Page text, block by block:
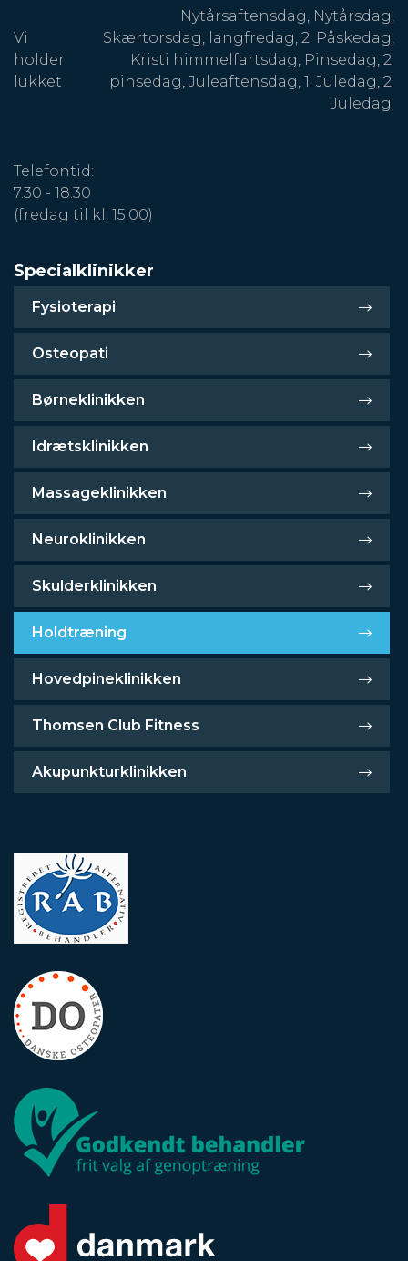
Vi
holder
lukket
Nytårsaftensdag, Nytårsdag,
Skærtorsdag, langfredag, 2. Påskedag,
Kristi himmelfartsdag, Pinsedag, 2.
pinsedag, Juleaftensdag, 1. Juledag, 2.
Juledag.
Telefontid:
7.30 - 18.30
(fredag til kl. 15.00)
Specialklinikker
Fysioterapi
Osteopati
Børneklinikken
Idrætsklinikken
Massageklinikken
Neuroklinikken
Skulderklinikken
Holdtræning
Hovedpineklinikken
Thomsen Club Fitness
Akupunkturklinikken